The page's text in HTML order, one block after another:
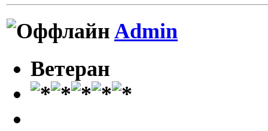
Admin
Ветеран